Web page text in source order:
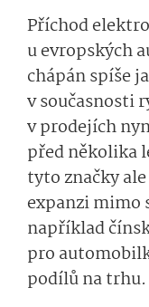
Příchod
u evropských
chápán spíše
v současnosti
v prodejích
před několika
tyto značky
expanzi mimo
například
pro
podílů na trhu.